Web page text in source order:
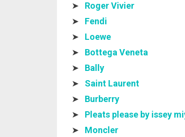
➤ Roger Vivier
➤ Fendi
➤ Loewe
➤ Bottega Veneta
➤ Bally
➤ Saint Laurent
➤ Burberry
➤ Pleats please by issey
➤ Moncler